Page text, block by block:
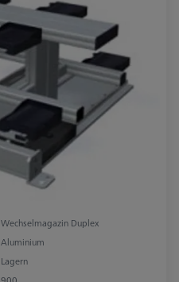
Wechselmagazin Duplex
Aluminium
Lagern